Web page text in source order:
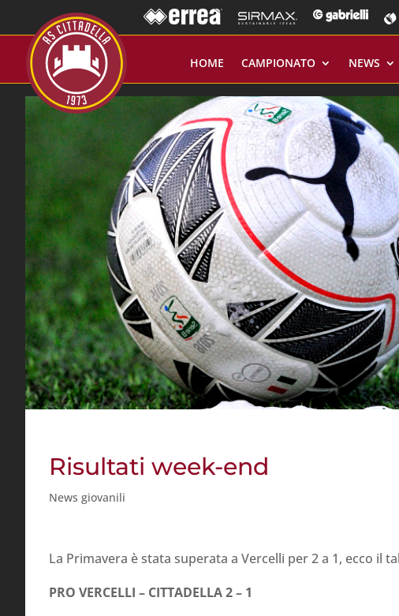
HOME CAMPIONATO NEWS
Risultati week-end
News giovanili
La Primavera è stata superata a Vercelli per 2 a 1, ecco il
PRO VERCELLI – CITTADELLA 2 – 1